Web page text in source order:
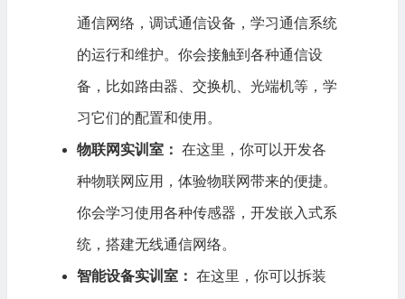
通信网络，调试通信设备，学习通信系统
的运行和维护。你会接触到各种通信设
备，比如路由器、交换机、光端机等，学
习它们的配置和使用。
物联网实训室： 在这里，你可以开发各
种物联网应用，体验物联网带来的便捷。
你会学习使用各种传感器，开发嵌入式系
统，搭建无线通信网络。
智能设备实训室： 在这里，你可以拆装